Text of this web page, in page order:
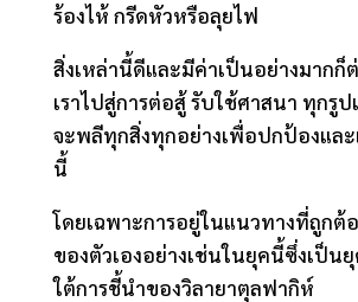
ร้องไห้ กรีดหัวหรือลุยไฟ
สิ่งเหล่านี้ดีและมีค่าเป็นอย่างมากก็
เราไปสู่การต่อสู้ รับใช้ศาสนา ทุกรู
จะพลีทุกสิ่งทุกอย่างเพื่อปกป้องแล
นี้
โดยเฉพาะการอยู่ในแนวทางที่ถูกต้
ของตัวเองอย่างเช่นในยุคนี้ซึ่งเป็น
ใต้การชี้นำของวิลายาตุลฟากิห์